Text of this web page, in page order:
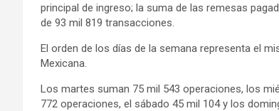
principal de ingreso; la suma de las remesas
de 93 mil 819 transacciones.
El orden de los días de la semana representa el
Mexicana.
Los martes suman 75 mil 543 operaciones, los
772 operaciones, el sábado 45 mil 104 y los